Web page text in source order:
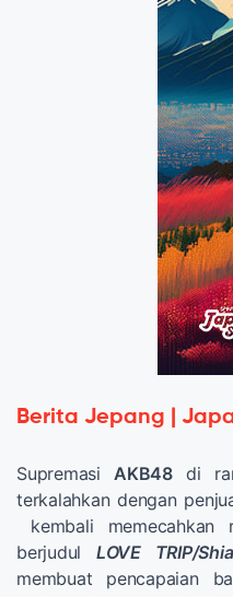
Berita Jepang |
Supremasi AKB48di
terkalahkan dengan
kembali memecahkan
berjudul LOVE TRIP/
membuat pencapaian